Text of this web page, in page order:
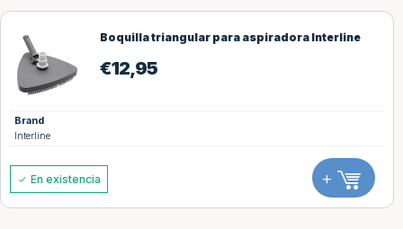
Boquilla triangular para aspiradora Interline
€12,95
Brand
Interline
En existencia +